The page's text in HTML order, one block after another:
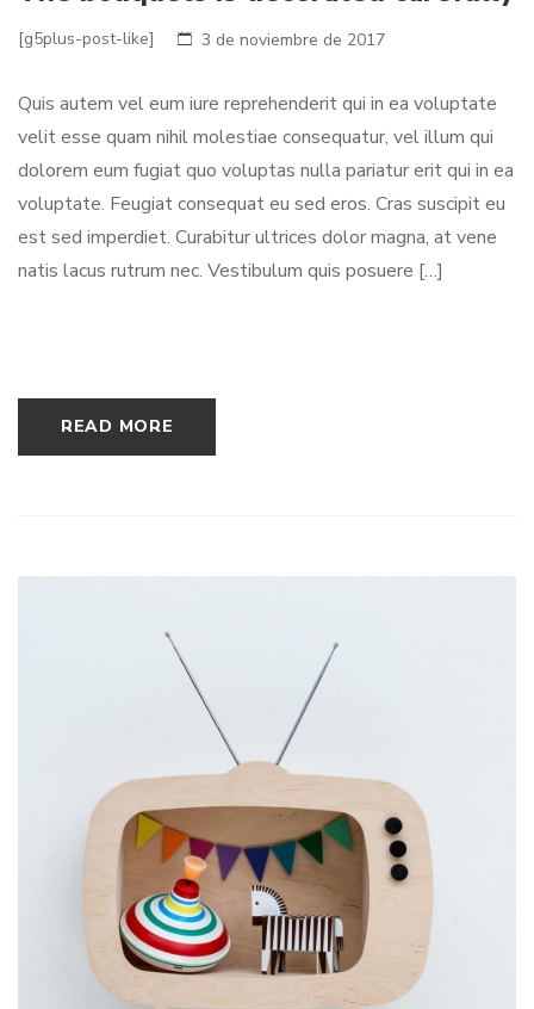
[g5plus-post-like] 3 de noviembre de 2017
Quis autem vel eum iure reprehenderit qui in ea voluptate
velit esse quam nihil molestiae consequatur, vel illum qui
dolorem eum fugiat quo voluptas nulla pariatur erit qui in ea
voluptate. Feugiat consequat eu sed eros. Cras suscipit eu
est sed imperdiet. Curabitur ultrices dolor magna, at vene
natis lacus rutrum nec. Vestibulum quis posuere […]
READ MORE